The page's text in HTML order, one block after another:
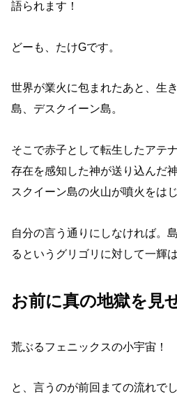
語られます！
どーも、たけGです。
世界が業火に包まれたあと、生
島、デスクイーン島。
そこで赤子として転生したアテ
存在を感知した神が送り込んだ
スクイーン島の火山が噴火をはじ
自分の言う通りにしなければ。
るというグリゴリに対して一輝は
お前に真の地獄を見
荒ぶるフェニックスの小宇宙！
と、言うのが前回まての流れでし